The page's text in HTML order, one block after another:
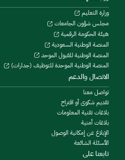
وزارة التعليم
مجلس شؤون الجامعات
هيئة الحكومة الرقمية
المنصة الوطنية السعودية
المنصة الوطنية للقبول الموحد
المنصة الوطنية الموحدة للتوظيف (جدارات)
الاتصال والدعم
تواصل معنا
تقديم شكوى أو اقتراح
بلاغات تقنية المعلومات
بلاغات أمنية
الإبلاغ عن إمكانية الوصول
الأسئلة الشائعة
تابعنا على